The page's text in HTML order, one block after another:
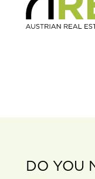
DO YOU